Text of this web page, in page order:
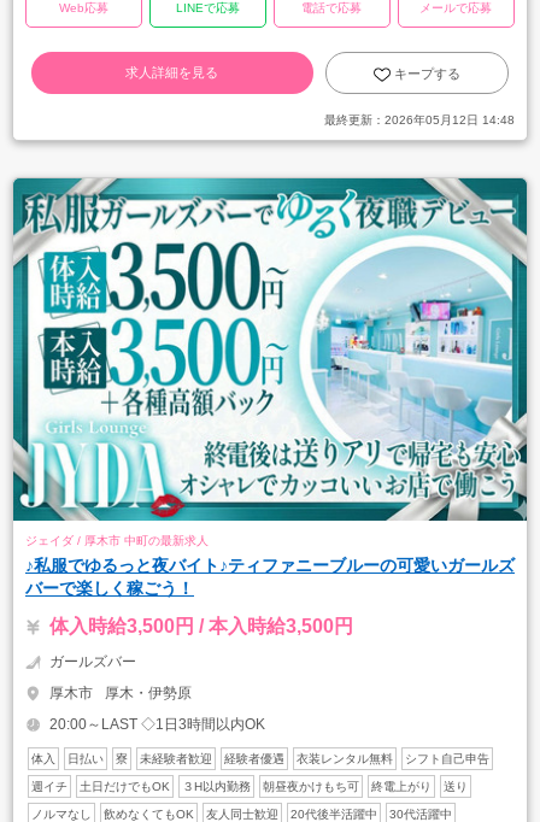
Web応募 LINEで応募 電話で応募 メールで応募
求人詳細を見る キープする
最終更新： 2026年05月12日 14:48
ジェイダ / 厚木市 中町の最新求人
♪私服でゆるっと夜バイト♪ティファニーブルーの可愛いガールズ
バーで楽しく稼ごう！
体入時給3,500円 / 本入時給3,500円
ガールズバー
厚木市
厚木・伊勢原
20:00～LAST ◇1日3時間以内OK
体入 日払い 寮 未経験者歓迎 経験者優遇 衣装レンタル無料 シフト自己申告
週イチ 土日だけでもOK ３H以内勤務 朝昼夜かけもち可 終電上がり 送り
ノルマなし 飲めなくてもOK 友人同士歓迎 20代後半活躍中 30代活躍中